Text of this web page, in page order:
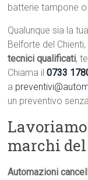
batterie tampone
Qualunque sia la
Belforte del
tecnici qualificati,
Chiama il0733
a
un preventivo
marchi
Automazioni